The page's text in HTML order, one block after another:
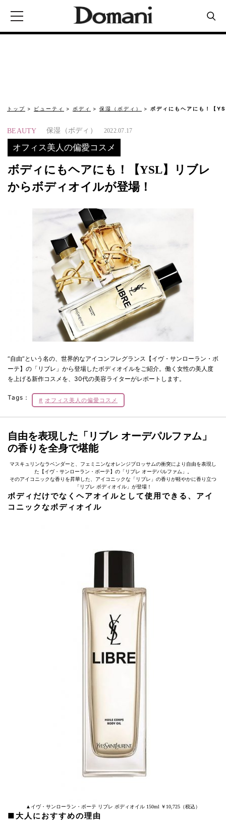
トップ ビューティ ボディ 保湿（ボディ） ボディにもヘアにも！【
BEAUTY 保湿（ボディ） 2022.07.17
オフィス美人の偏愛コスメ
ボディにもヘアにも！【YSL】リブレ
からボディオイルが登場！
“自由”という名の、世界的なアイコンフレグランス【イヴ・サンローラン・ボ
ーテ】の「リブレ」から登場したボディオイルをご紹介。働く女性の美人度
を上げる新作コスメを、30代の美容ライターがレポートします。
Tags： オフィス美人の偏愛コスメ
自由を表現した「リブレ オーデパルファム」
の香りを全身で堪能
マスキュリンなラベンダーと、フェミニンなオレンジブロッサムの衝突により自由を表現し
た【イヴ・サンローラン・ボーテ】の「リブレ オーデパルファム」。
そのアイコニックな香りを昇華した、アイコニックな「リブレ」の香りが軽やかに香り立つ
「リブレ ボディオイル」が登場！
ボディだけでなくヘアオイルとして使用できる、アイ
コニックなボディオイル
▲イヴ・サンローラン・ボーテ リブレ ボディオイル 150ml ￥10,725（税込）
■大人におすすめの理由